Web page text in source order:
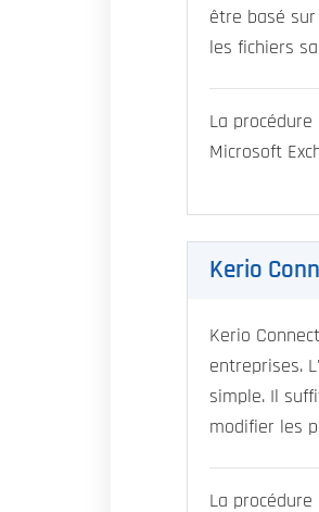
être basé
les fichiers
La
Microsoft
Kerio
Kerio
entreprises.
simple. Il
modifier les
La